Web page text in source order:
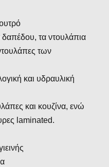
τα ντουλάπια
των
και υδραυλική
και κουζίνα, ενώ
laminated.